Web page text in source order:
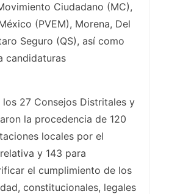
Ciudadano (MC),
(PVEM), Morena, Del
Seguro (QS), así como
candidaturas
los 27 Consejos Distritales y
la procedencia de 120
locales por el
y 143 para
el cumplimiento de los
constitucionales, legales